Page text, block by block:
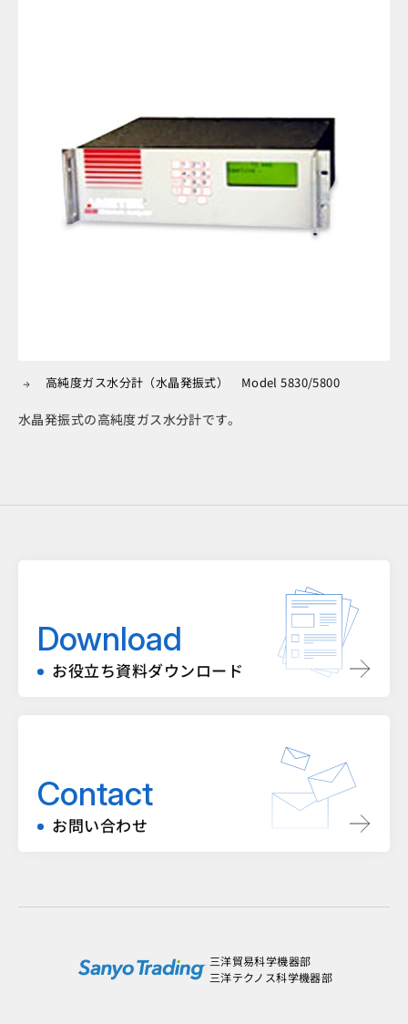
高純度ガス水分計（水晶発振式） Model 5830/5800
水晶発振式の高純度ガス水分計です。
Download
お役立ち資料ダウンロード
Contact
お問い合わせ
三洋貿易科学機器部
三洋テクノス科学機器部